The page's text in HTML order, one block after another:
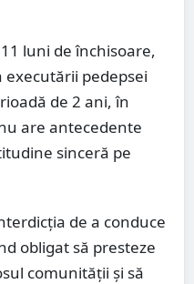
luni de închisoare,
executării pedepsei
de 2 ani, în
are antecedente
sinceră pe
de a conduce
obligat să presteze
comunității și să